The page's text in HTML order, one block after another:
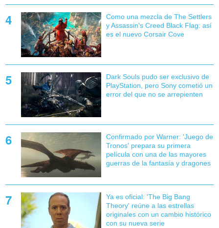
Como una mezcla de The Settlers
y Assassin's Creed Black Flag: así
es el nuevo Corsair Cove
Dark Souls pudo ser exclusivo de
PlayStation, pero Sony cometió un
error del que no se arrepienten
Confirmado por Warner: 'Juego de
Tronos' prepara su primera
película con una de las mayores
guerras de la fantasía y dragones
Ya es oficial: 'The Big Bang
Theory' reúne a las estrellas
originales con un cambio histórico
con su nueva serie